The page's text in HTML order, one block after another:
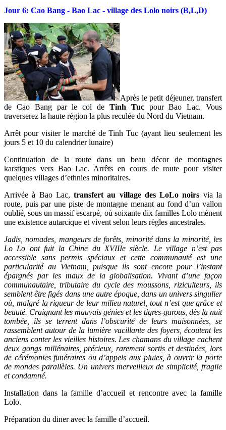
Jour 6: Cao Bang - Bao Lac - village des Lolo noirs (B,L,D)
Après le petit déjeuner, transfert
de Cao Bang par le col de Tinh Tucpour Bao Lac. Vous
traverserez la haute région la plus reculée du Nord du Vietnam.
Arrêt pour visiter le marché de Tinh Tuc (ayant lieu seulement les
jours 5 et 10 du calendrier lunaire)
Continuation de la route dans un beau décor de montagnes
karstiques vers Bao Lac. Arrêts en cours de route pour visiter
quelques villages d’ethnies minoritaires.
Arrivée à Bao Lac,transfert au village des LoLo noirs via la
route, puis par une piste de montagne menant au fond d’un vallon
oublié, sous un massif escarpé, où soixante dix familles Lolo mènent
une existence autarcique et vivent selon leurs règles ancestrales.
Jadis, nomades, mangeurs de forêts, minorité dans la minorité, les
Lo Lo ont fuit la Chine du XVIIIe siècle. Le village n’est pas
accessible sans permis spéciaux et cette communauté est une
particularité au Vietnam, puisque ils sont encore pour l’instant
épargnés par les maux de la globalisation. Vivant d’une façon
communautaire, tributaire du cycle des moussons, riziculteurs, ils
semblent être figés dans une autre époque, dans un univers singulier
où, malgré la rigueur de leur milieu naturel, tout n’est que grâce et
beauté. Craignant les mauvais génies et les tigres-garous, dès la nuit
tombée, ils se terrent dans l’obscurité de leurs maisonnées, se
rassemblent autour de la lumière vacillante des foyers, écoutent les
anciens conter les vieilles histoires. Les chamans du village cachent
deux gongs millénaires, précieux, rarement sortis et destinées, lors
de cérémonies funéraires ou d’appels aux pluies, à ouvrir la porte
de mondes parallèles. Un univers merveilleux de simplicité, fragile
et condamné.
Installation dans la famille d’accueil et rencontre avec la famille
Lolo.
Préparation du diner avec la famille d’accueil.